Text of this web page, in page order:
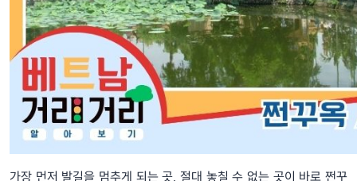
가장 먼저 발길을 멈추게 되는 곳, 절대 놓칠 수 없는 곳이 바로 쩐꾸